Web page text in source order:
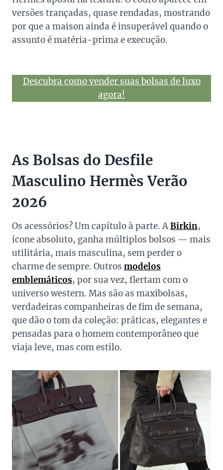
versões trançadas, quase rendadas, mostrando
por que a maison ainda é insuperável quando o
assunto é matéria-prima e execução.
Descubra como vender suas bolsas de luxo
agora!
As Bolsas do Desfile
Masculino Hermès Verão
2026
Os acessórios? Um capítulo à parte. ABirkin,
ícone absoluto, ganha múltiplos bolsos — mais
utilitária, mais masculina, sem perder o
charme de sempre. Outros modelos
emblemáticos, por sua vez, flertam com o
universo western. Mas são as maxibolsas,
verdadeiras companheiras de fim de semana,
que dão o tom da coleção: práticas, elegantes e
pensadas para o homem contemporâneo que
viaja leve, mas com estilo.